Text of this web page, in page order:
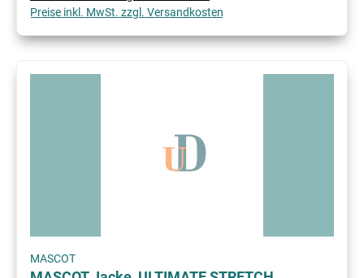
Preise inkl. MwSt. zzgl. Versandkosten
MASCOT